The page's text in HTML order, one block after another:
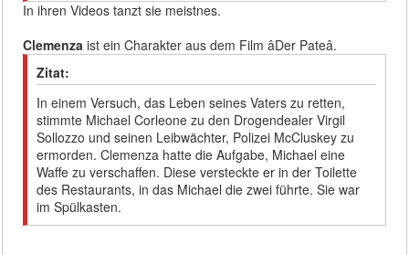
In ihren Videos tanzt sie meistnes.
Clemenzaist ein Charakter aus dem Film âDer Pateâ.
Zitat:
In einem Versuch, das Leben seines Vaters zu retten,
stimmte Michael Corleone zu den Drogendealer Virgil
Sollozzo und seinen Leibwächter, Polizei McCluskey zu
ermorden. Clemenza hatte die Aufgabe, Michael eine
Waffe zu verschaffen. Diese versteckte er in der Toilette
des Restaurants, in das Michael die zwei führte. Sie war
im Spülkasten.